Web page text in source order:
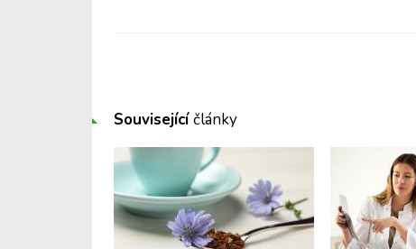
Souvisejícíčlánky